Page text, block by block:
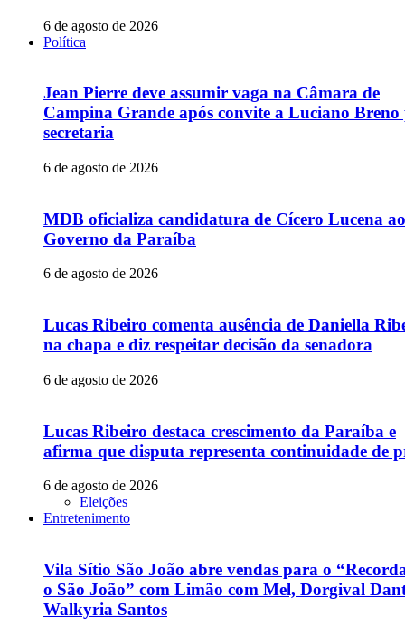
6 de agosto de 2026
Política
Jean Pierre deve assumir vaga na Câmara de
Campina Grande após convite a Luciano Breno
secretaria
6 de agosto de 2026
MDB oficializa candidatura de Cícero Lucena ao
Governo da Paraíba
6 de agosto de 2026
Lucas Ribeiro comenta ausência de Daniella
na chapa e diz respeitar decisão da senadora
6 de agosto de 2026
Lucas Ribeiro destaca crescimento da Paraíba e
afirma que disputa representa continuidade de
6 de agosto de 2026
Eleições
Entretenimento
Vila Sítio São João abre vendas para o
o São João” com Limão com Mel, Dorgival
Walkyria Santos